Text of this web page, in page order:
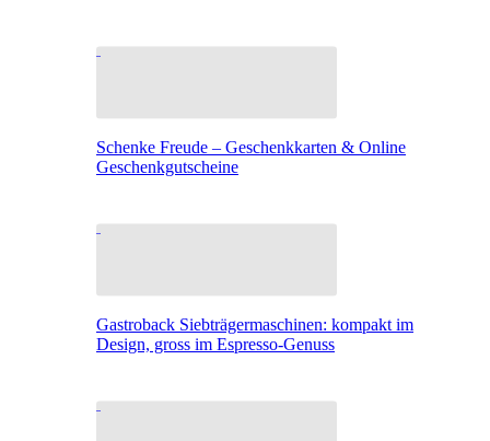
Schenke Freude – Geschenkkarten & Online
Geschenkgutscheine
Gastroback Siebträgermaschinen: kompakt im
Design, gross im Espresso-Genuss